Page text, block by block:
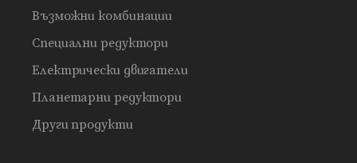
Възможни комбинации
Специални редуктори
Електрически двигатели
Планетарни редуктори
Други продукти